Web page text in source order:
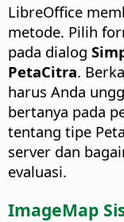
LibreOffice
metode. Pilih
pada dialog
PetaCitra.
harus Anda
bertanya pada
tentang tipe
server dan
evaluasi.
ImageMap